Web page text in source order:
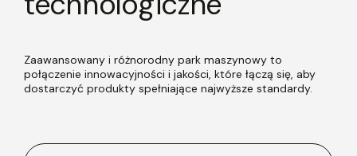
Zaawansowany i różnorodny park maszynowy to
połączenie innowacyjności i jakości, które łączą się, aby
dostarczyć produkty spełniające najwyższe standardy.